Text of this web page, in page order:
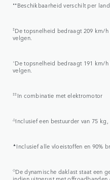
⬧⬧ Beschikbaarheid verschilt per
‡De topsnelheid bedraagt 209 km/
velgen.
⬨De topsnelheid bedraagt 191 km/
velgen.
‡‡ In combinatie met elektromotor
△Inclusief een bestuurder van 75
▲ Inclusief alle vloeistoffen en 90%
◇De dynamische daklast staat een